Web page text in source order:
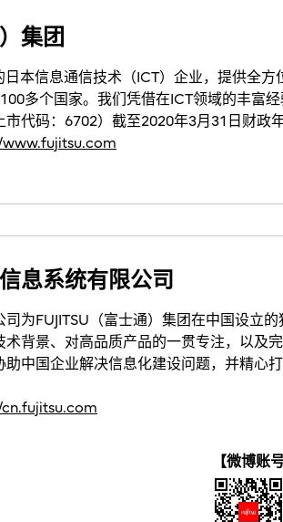
集团
本信息通信技术（ICT）企业，提供全
多个国家。我们凭借在ICT领域的丰富
代码：6702）截至2020年3月31日财政
www.fujitsu.com
息系统有限公司
为FUJITSU（富士通）集团在中国设立
背景、对高品质产品的一贯专注，以及
中国企业解决信息化建设问题，并精心
【微博账号